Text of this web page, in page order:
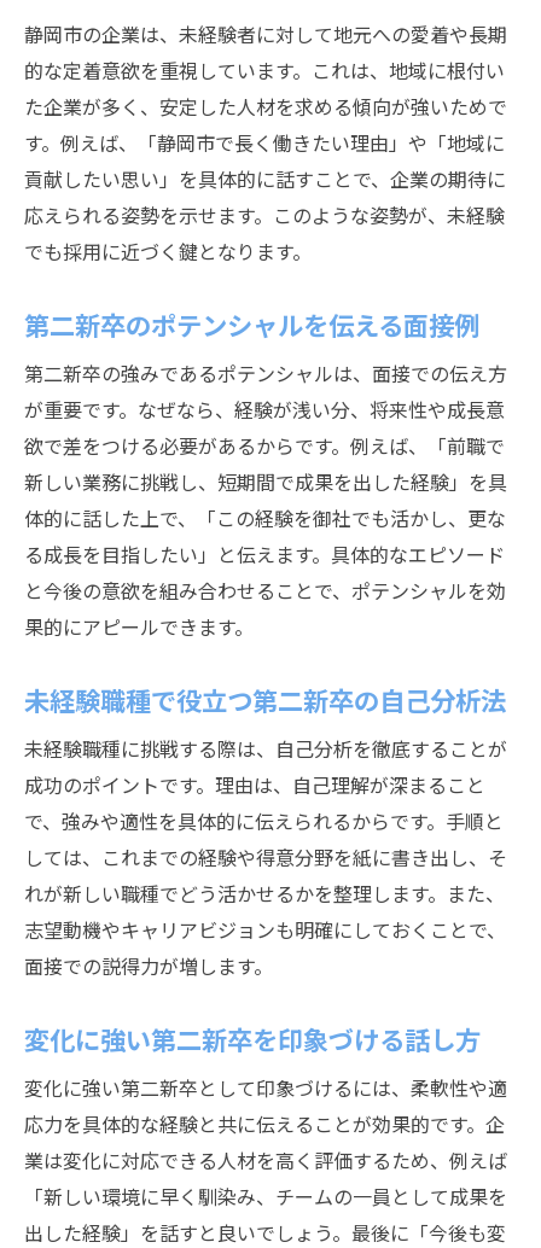
静岡市の企業は、未経験者に対して地元への愛着や長期
的な定着意欲を重視しています。これは、地域に根付い
た企業が多く、安定した人材を求める傾向が強いためで
す。例えば、「静岡市で長く働きたい理由」や「地域に
貢献したい思い」を具体的に話すことで、企業の期待に
応えられる姿勢を示せます。このような姿勢が、未経験
でも採用に近づく鍵となります。
第二新卒のポテンシャルを伝える面接例
第二新卒の強みであるポテンシャルは、面接での伝え方
が重要です。なぜなら、経験が浅い分、将来性や成長意
欲で差をつける必要があるからです。例えば、「前職で
新しい業務に挑戦し、短期間で成果を出した経験」を具
体的に話した上で、「この経験を御社でも活かし、更な
る成長を目指したい」と伝えます。具体的なエピソード
と今後の意欲を組み合わせることで、ポテンシャルを効
果的にアピールできます。
未経験職種で役立つ第二新卒の自己分析法
未経験職種に挑戦する際は、自己分析を徹底することが
成功のポイントです。理由は、自己理解が深まること
で、強みや適性を具体的に伝えられるからです。手順と
しては、これまでの経験や得意分野を紙に書き出し、そ
れが新しい職種でどう活かせるかを整理します。また、
志望動機やキャリアビジョンも明確にしておくことで、
面接での説得力が増します。
変化に強い第二新卒を印象づける話し方
変化に強い第二新卒として印象づけるには、柔軟性や適
応力を具体的な経験と共に伝えることが効果的です。企
業は変化に対応できる人材を高く評価するため、例えば
「新しい環境に早く馴染み、チームの一員として成果を
出した経験」を話すと良いでしょう。最後に「今後も変